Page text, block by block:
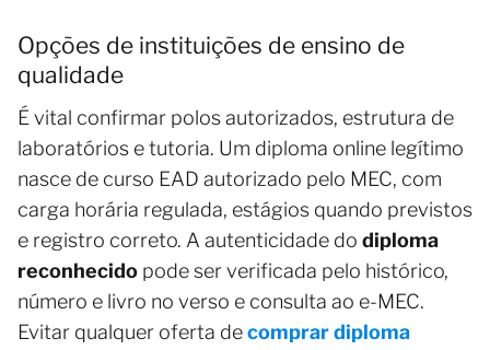
Opções de instituições de ensino de
qualidade
É vital confirmar polos autorizados, estrutura de
laboratórios e tutoria. Um diploma online legítimo
nasce de curso EAD autorizado pelo MEC, com
carga horária regulada, estágios quando previstos
e registro correto. A autenticidade do diploma
reconhecido pode ser verificada pelo histórico,
número e livro no verso e consulta ao e-MEC.
Evitar qualquer oferta decomprar diploma